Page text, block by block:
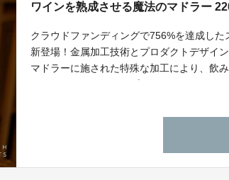
ワインを熟成させる魔法のマドラー
クラウドファンディングで756%を達成し
新登場！金属加工技術とプロダクトデザイ
マドラーに施された特殊な加工により、飲